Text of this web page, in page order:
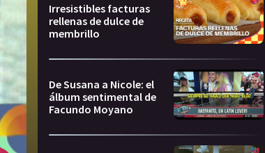
Irresistibles facturas
rellenas de dulce de
membrillo
De Susana a Nicole: el
álbum sentimental de
Facundo Moyano